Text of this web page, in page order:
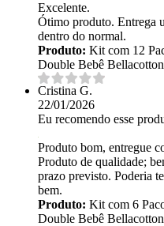
Excelente.
Ótimo produto. Entrega
dentro do normal.
Produto: Kit com 12
Double Bebê
Cristina G.
22/01/2026
Eu recomendo esse
Produto bom, entregue
Produto de qualidade;
prazo previsto. Poderia
bem.
Produto: Kit com 6
Double Bebê